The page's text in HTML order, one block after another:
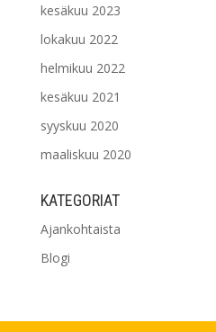
kesäkuu 2023
lokakuu 2022
helmikuu 2022
kesäkuu 2021
syyskuu 2020
maaliskuu 2020
KATEGORIAT
Ajankohtaista
Blogi